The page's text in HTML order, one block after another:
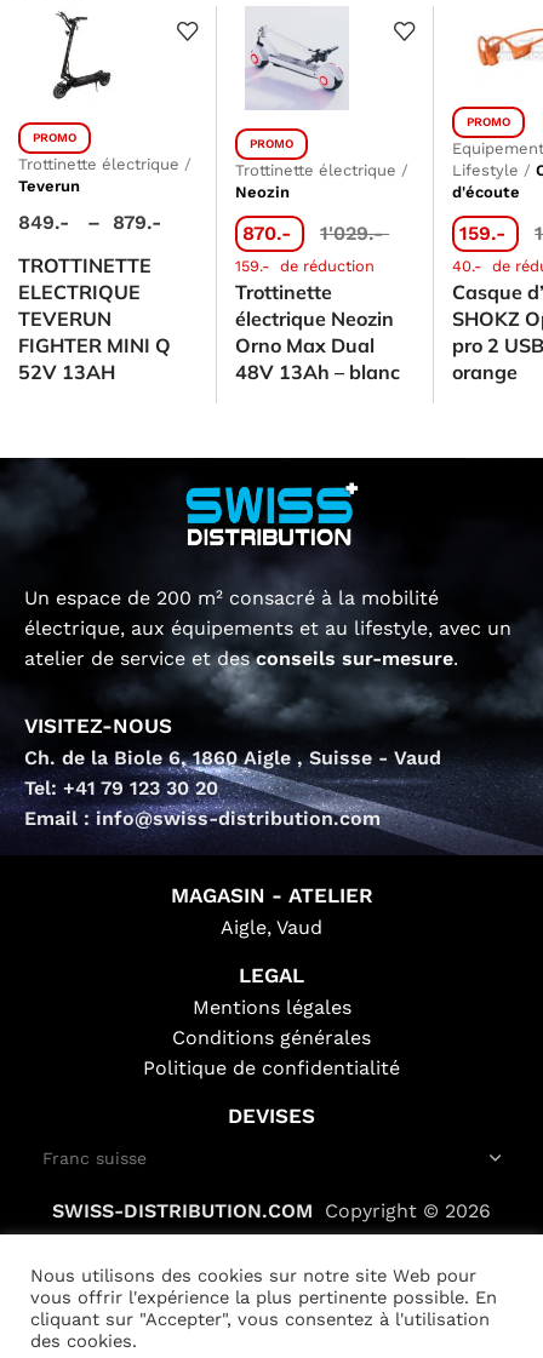
PROMO
Trottinette électrique /
Teverun
849.- – 879.-
TROTTINETTE
ELECTRIQUE
TEVERUN
FIGHTER MINI Q
52V 13AH
PROMO
Trottinette électrique /
Neozin
870.- 1'029.-
159.- de réduction
Trottinette
électrique Neozin
Orno Max Dual
48V 13Ah – blanc
PROMO
Lifestyle /
d'écoute
159.-
40.- de
Casque
SHOKZ
pro 2
orange
Un espace de 200 m² consacré à la mobilité
électrique, aux équipements et au lifestyle, avec un
atelier de service et desconseils sur-mesure.
VISITEZ-NOUS
Ch. de la Biole 6, 1860 Aigle , Suisse - Vaud
Tel: +41 79 123 30 20
Email : info@swiss-distribution.com
MAGASIN - ATELIER
Aigle, Vaud
LEGAL
Mentions légales
Conditions générales
Politique de confidentialité
DEVISES
SWISS-DISTRIBUTION.COM Copyright © 2026
Nous utilisons des cookies sur notre site Web pour
vous offrir l'expérience la plus pertinente possible. En
cliquant sur "Accepter", vous consentez à l'utilisation
des cookies.